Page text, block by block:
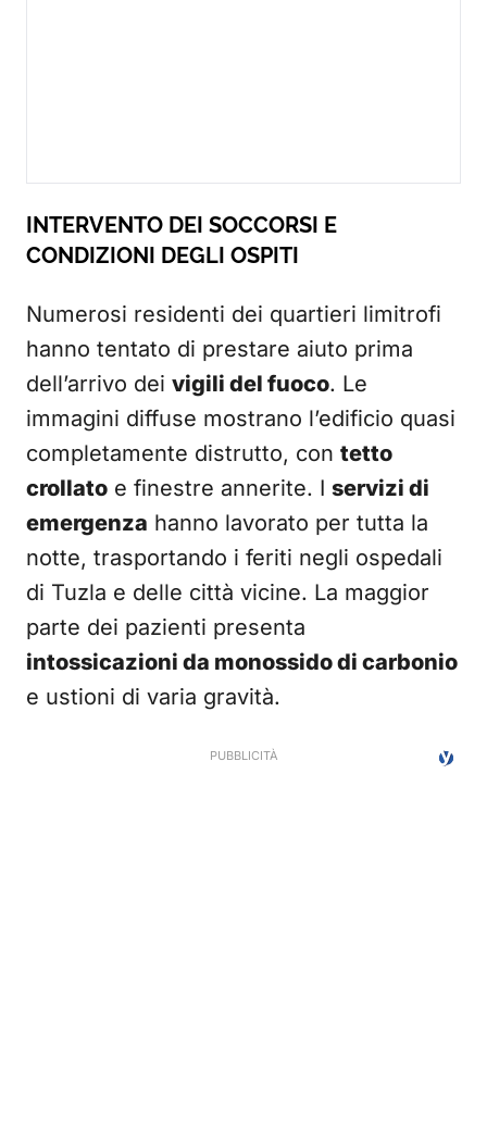
INTERVENTO DEI SOCCORSI E
CONDIZIONI DEGLI OSPITI
Numerosi residenti dei quartieri limitrofi
hanno tentato di prestare aiuto prima
dell’arrivo dei vigili del fuoco. Le
immagini diffuse mostrano l’edificio quasi
completamente distrutto, con tetto
crollato e finestre annerite. I servizi di
emergenza hanno lavorato per tutta la
notte, trasportando i feriti negli ospedali
di Tuzla e delle città vicine. La maggior
parte dei pazienti presenta
intossicazioni da monossido di carbonio
e ustioni di varia gravità.